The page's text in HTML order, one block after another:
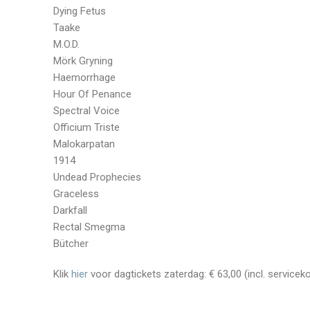
Dying Fetus
Taake
M.O.D.
Mörk Gryning
Haemorrhage
Hour Of Penance
Spectral Voice
Officium Triste
Malokarpatan
1914
Undead Prophecies
Graceless
Darkfall
Rectal Smegma
Bütcher
Klik hier voor dagtickets zaterdag: € 63,00 (incl.